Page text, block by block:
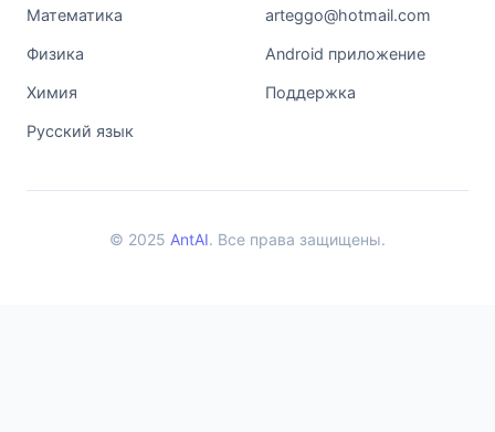
Математика
Физика
Химия
Русский язык
arteggo@hotmail.com
Android приложение
Поддержка
© 2025 AntAI. Все права защищены.